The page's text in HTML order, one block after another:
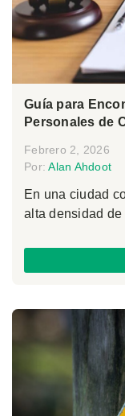
Guía para
Personales de
Febrero 2, 2026
Por:Alan Ahdoot
En una ciudad
alta densidad